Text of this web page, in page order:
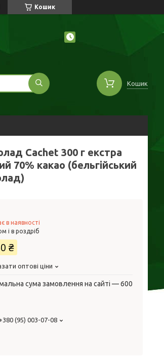
Кошик
Кошик
Cachet 300 г екстра
70% какао (бельгійський
в наявності
і в роздріб
₴
оптові ціни
сума замовлення на сайті — 600
(95) 003-07-08